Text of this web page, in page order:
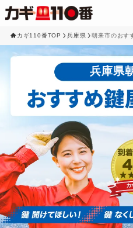
カギ110番TOP 兵庫県 朝来市のおす
兵庫県